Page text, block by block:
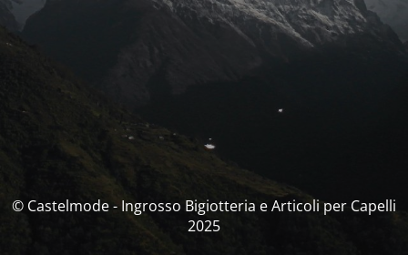
© Castelmode - Ingrosso Bigiotteria e Articoli per Capelli
2025